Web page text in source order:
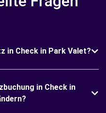
in Check in Park Valet?
in Check in